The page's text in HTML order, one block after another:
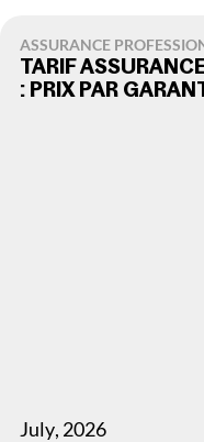
ASSURANCE
TARIF
: PRIX PAR
July, 2026